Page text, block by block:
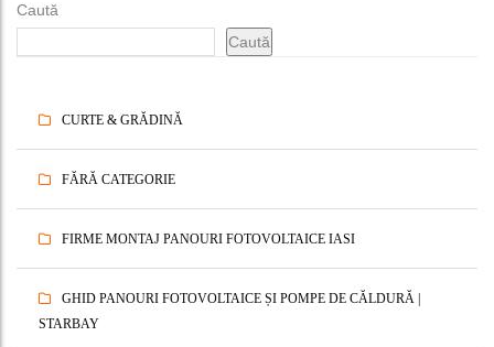
Caută
Caută
CURTE & GRĂDINĂ
FĂRĂ CATEGORIE
FIRME MONTAJ PANOURI FOTOVOLTAICE IASI
GHID PANOURI FOTOVOLTAICE ȘI POMPE DE CĂLDURĂ |
STARBAY